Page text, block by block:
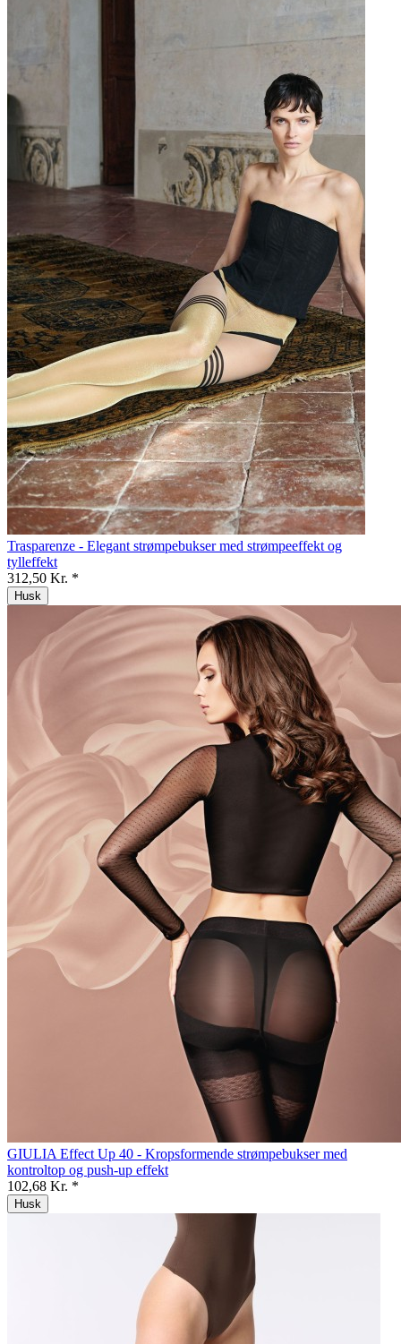
Trasparenze - Elegant strømpebukser med strømpeeffekt og
tylleffekt
312,50 Kr. *
Husk
GIULIA Effect Up 40 - Kropsformende strømpebukser med
kontroltop og push-up effekt
102,68 Kr. *
Husk